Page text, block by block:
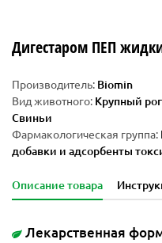
Дигестаром ПЕП
Производитель: Biomin
Вид животного: Крупный
Свиньи
Фармакологическая группа:
добавки и адсорбенты
Описание товара
Лекарственная